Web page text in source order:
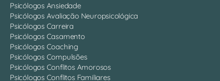
Psicólogos Ansiedade
Psicólogos Avaliação Neuropsicológica
Psicólogos Carreira
Psicólogos Casamento
Psicólogos Coaching
Psicólogos Compulsões
Psicólogos Conflitos Amorosos
Psicólogos Conflitos Familiares